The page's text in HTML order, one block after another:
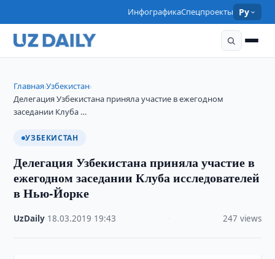
ИнфографикаСпецпроекты Ру
Главная›Узбекистан›
Делегация Узбекистана приняла участие в ежегодном
заседании Клуба …
УЗБЕКИСТАН
Делегация Узбекистана приняла участие в
ежегодном заседании Клуба исследователей
в Нью-Йорке
UzDaily 18.03.2019 19:43 247 views